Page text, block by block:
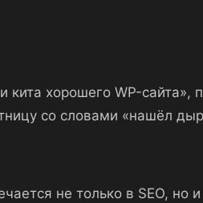
кита хорошего WP-сайта»,
со словами «нашёл
не только в SEO, но